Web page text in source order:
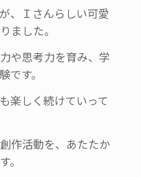
、Ｉさんらしい可愛
ました。
や思考力を育み、学
です。
楽しく続けていって
作活動を、あたたか
。